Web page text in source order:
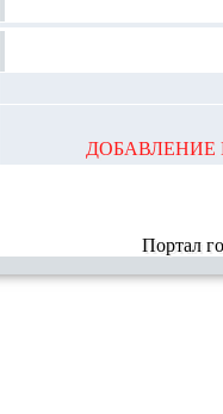
ДОБАВЛЕНИЕ
Портал